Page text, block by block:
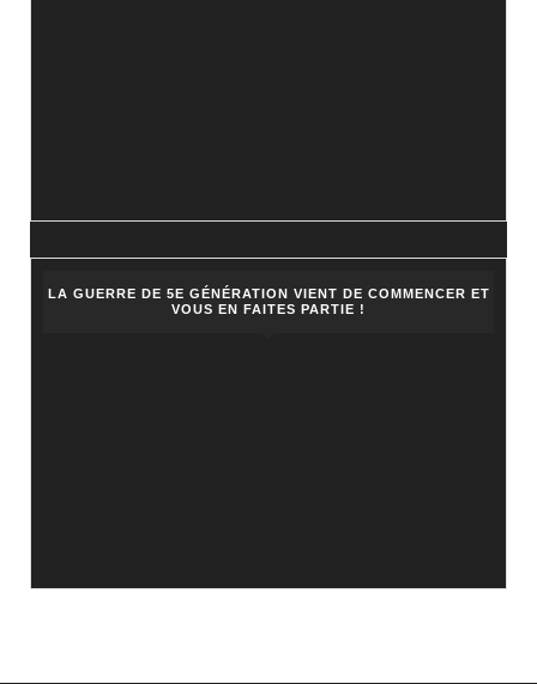
LA GUERRE DE 5E GÉNÉRATION VIENT DE COMMENCER ET
VOUS EN FAITES PARTIE !